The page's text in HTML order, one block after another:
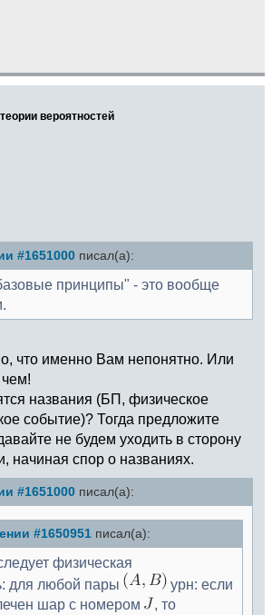
вероятностей
#1651000 писал(а):
принципы" - это вообще
что именно Вам непонятно. Или
чем!
названия (БП, физическое
событие)? Тогда предложите
не будем уходить в сторону
начиная спор о названиях.
#1651000 писал(а):
#1650951 писал(а):
физическая
для любой пары
урн: если
шар с номером
, то